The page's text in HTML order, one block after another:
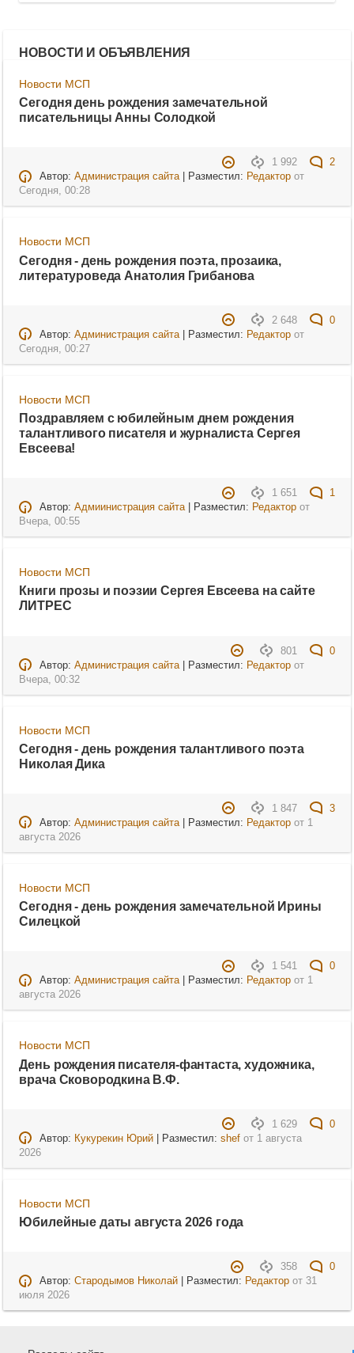
НОВОСТИ И ОБЪЯВЛЕНИЯ
Новости МСП
Сегодня день рождения замечательной
писательницы Анны Солодкой
1 992
2
Автор: Администрация сайта| Разместил: Редакторот
Сегодня, 00:28
Новости МСП
Сегодня - день рождения поэта, прозаика,
литературоведа Анатолия Грибанова
2 648
0
Автор: Администрация сайта| Разместил: Редакторот
Сегодня, 00:27
Новости МСП
Поздравляем с юбилейным днем рождения
талантливого писателя и журналиста Сергея
Евсеева!
1 651
1
Автор: Адмиинистрация сайта| Разместил: Редакторот
Вчера, 00:55
Новости МСП
Книги прозы и поэзии Сергея Евсеева на сайте
ЛИТРЕС
801
0
Автор: Администрация сайта| Разместил: Редакторот
Вчера, 00:32
Новости МСП
Сегодня - день рождения талантливого поэта
Николая Дика
1 847
3
Автор: Администрация сайта| Разместил: Редакторот 1
августа 2026
Новости МСП
Сегодня - день рождения замечательной Ирины
Силецкой
1 541
0
Автор: Администрация сайта| Разместил: Редакторот 1
августа 2026
Новости МСП
День рождения писателя-фантаста, художника,
врача Сковородкина В.Ф.
1 629
0
Автор: Кукурекин Юрий| Разместил: shefот 1 августа
2026
Новости МСП
Юбилейные даты августа 2026 года
358
0
Автор: Стародымов Николай| Разместил: Редакторот 31
июля 2026